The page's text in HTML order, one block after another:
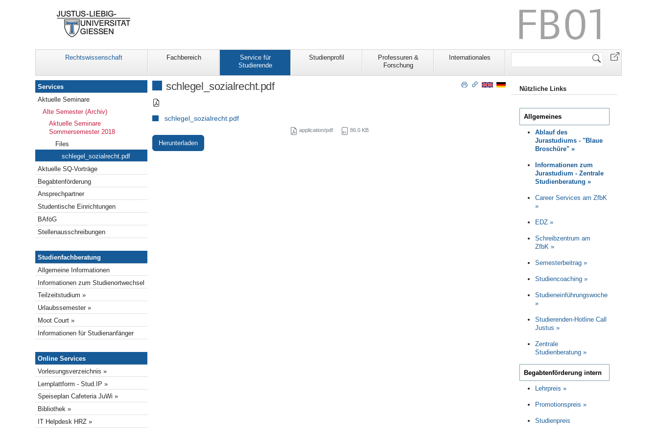
Rechtswissenschaft Fachbereich
Service für
Studierende
Studienprofil
Professuren &
Forschung
Internationales
Website
schlegel_sozialrecht.pdf
schlegel_sozialrecht.pdf
application/pdf 86.0 KB
Herunterladen
Services
Services
Aktuelle Seminare
Alte Semester (Archiv)
Aktuelle Seminare
Sommersemester 2018
Files
schlegel_sozialrecht.pdf
Aktuelle SQ-Vorträge
Begabtenförderung
Ansprechpartner
Studentische Einrichtungen
BAföG
Stellenausschreibungen
Studienfachberatung
Studienfachberatung
Allgemeine Informationen
Informationen zum Studienortwechsel
Teilzeitstudium »
Urlaubssemester »
Moot Court »
Informationen für Studienanfänger
Online-Services
Online Services
Vorlesungsverzeichnis »
Lernplattform - Stud.IP »
Speiseplan Cafeteria JuWi »
Bibliothek »
IT Helpdesk HRZ »
Nützliche Links
Allgemeines
Ablauf des
Jurastudiums - "Blaue
Broschüre" »
Informationen zum
Jurastudium - Zentrale
Studienberatung »
Career Services am ZfbK
»
EDZ »
Schreibzentrum am
ZfbK »
Semesterbeitrag »
Studiencoaching »
Studieneinführungswoche
»
Studierenden-Hotline Call
Justus »
Zentrale
Studienberatung »
Begabtenförderung intern
Lehrpreis »
Promotionspreis »
Studienpreis